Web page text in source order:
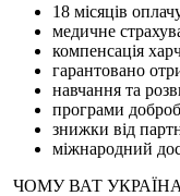
18 місяців
медичне
компенсація
гарантовано
навчання та
програми
знижки від
міжнародний
ЧОМУ ВАТ УКРАЇНА